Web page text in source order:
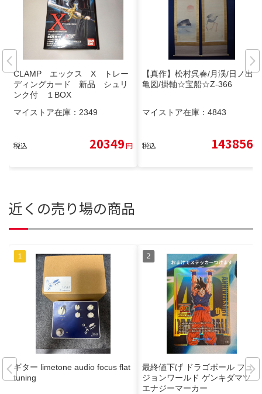
CLAMP エックス X トレー
ディングカード 新品 シュリ
ンク付 １BOX
マイストア在庫： 2349
税込 20349円
【真作】松村呉春/月渓/日ノ出鶴
亀図/掛軸☆宝船☆Z-366
マイストア在庫： 4843
税込 143856
近くの売り場の商品
ギター limetone audio focus flat
tuning
最終値下げ ドラゴボール フュー
ジョンワールド ゲンキダマツリ
エナジーマーカー